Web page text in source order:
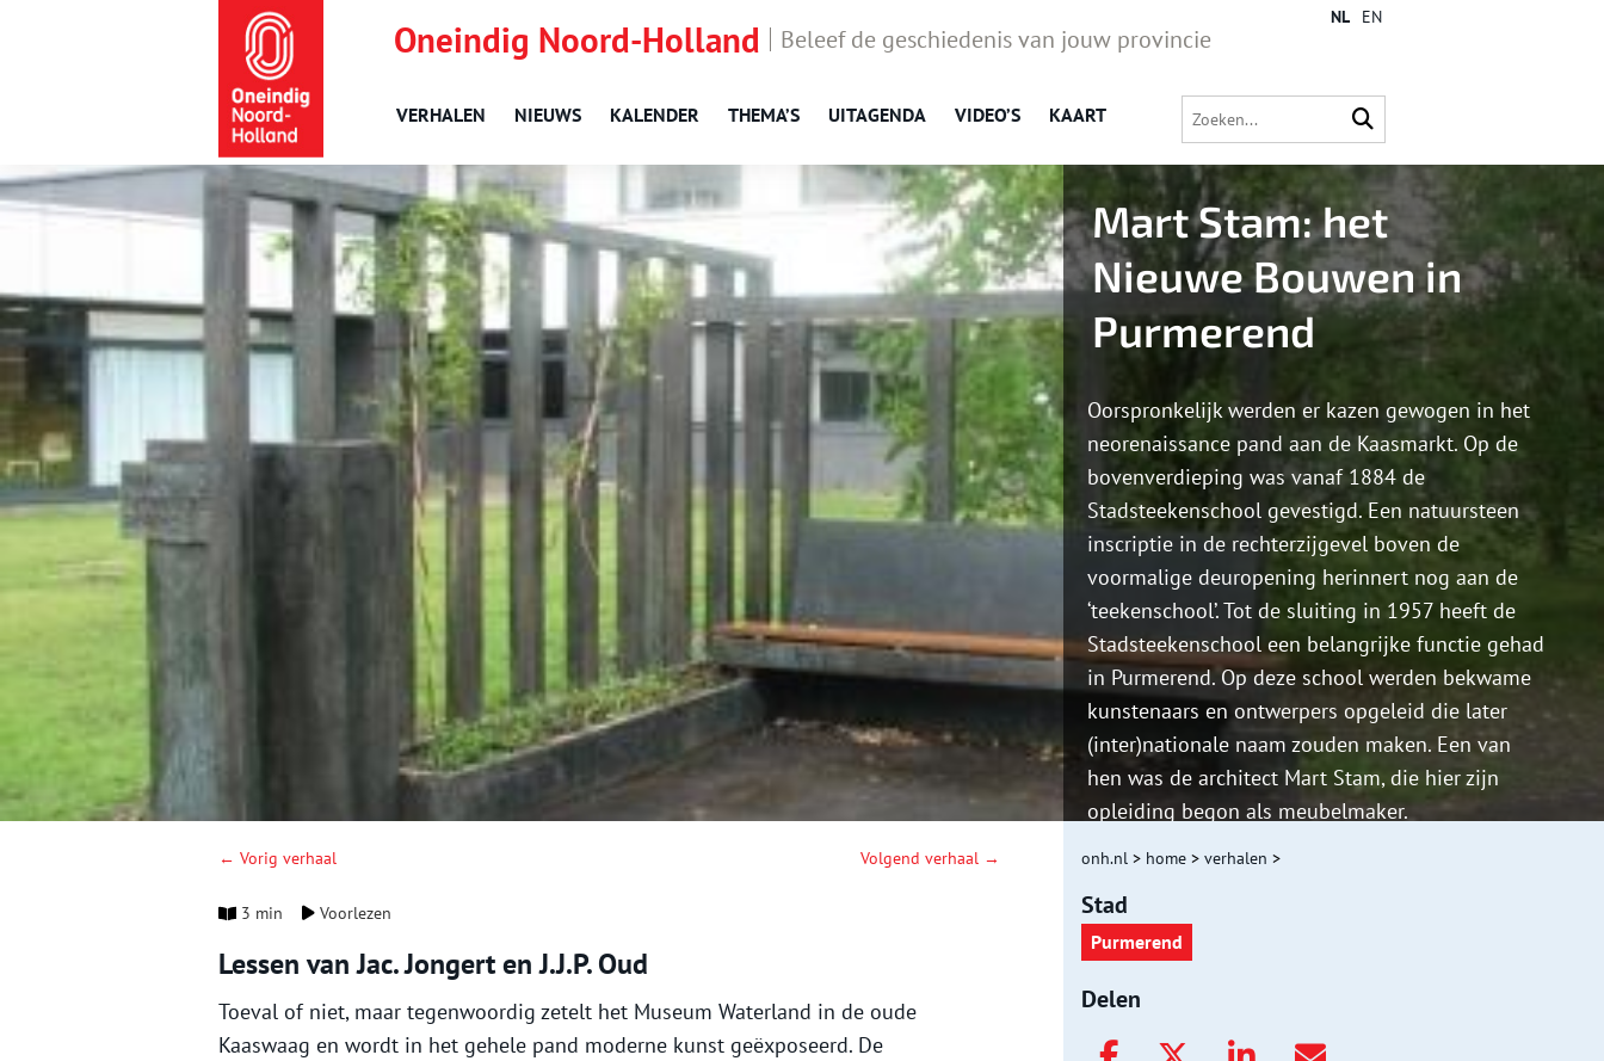
Oneindig Noord-Holland Beleef de geschiedenis van jouw provincie
VERHALEN NIEUWS KALENDER THEMA’S UITAGENDA VIDEO’S KAART
NL EN
Mart Stam: het
Nieuwe Bouwen in
Purmerend
Oorspronkelijk werden er kazen gewogen in het
neorenaissance pand aan de Kaasmarkt. Op de
bovenverdieping was vanaf 1884 de
Stadsteekenschool gevestigd. Een natuursteen
inscriptie in de rechterzijgevel boven de
voormalige deuropening herinnert nog aan de
‘teekenschool’. Tot de sluiting in 1957 heeft de
Stadsteekenschool een belangrijke functie gehad
in Purmerend. Op deze school werden bekwame
kunstenaars en ontwerpers opgeleid die later
(inter)nationale naam zouden maken. Een van
hen was de architect Mart Stam, die hier zijn
opleiding begon als meubelmaker.
← Vorig verhaal Volgend verhaal →
3 min Voorlezen
Lessen van Jac. Jongert en J.J.P. Oud
Toeval of niet, maar tegenwoordig zetelt het Museum Waterland in de oude
Kaaswaag en wordt in het gehele pand moderne kunst geëxposeerd. De
onh.nl > home > verhalen >
Stad
Purmerend
Delen